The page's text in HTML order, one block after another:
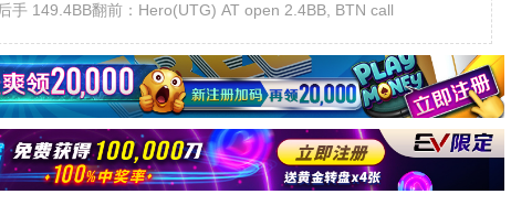
手 149.4BB翻前：Hero(UTG) AT open 2.4BB, BTN call